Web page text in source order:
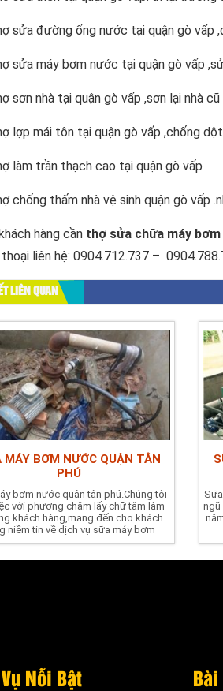
sửa đường ống nước tại quận gò vấp
sửa máy bơm nước tại quận gò vấp
sơn nhà tại quận gò vấp ,sơn lại nhà
lợp mái tôn tại quận gò vấp ,chống
làm trần thạch cao tại quận gò vấp
chống thấm nhà vệ sinh quận gò vấp
hàng cần thợ sửa chữa máy
liên hệ: 0904.712.737 –
LIÊN QUAN
MÁY BƠM NƯỚC QUẬN TÂN
PHÚ
bơm nước quận tân phú.Chúng tôi
với phương châm lấy chữ tâm làm
khách hàng,mang đến cho khách
niềm tin về dịch vụ sữa máy bơm
ngũ
Nỗi Bật